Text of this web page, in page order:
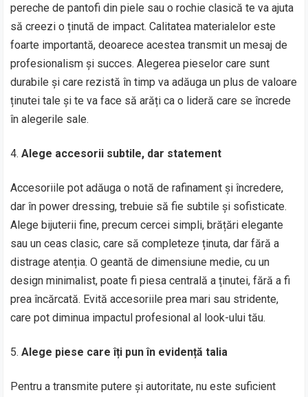
pereche de pantofi din piele sau o rochie clasică te va ajuta
să creezi o ținută de impact. Calitatea materialelor este
foarte importantă, deoarece acestea transmit un mesaj de
profesionalism și succes. Alegerea pieselor care sunt
durabile și care rezistă în timp va adăuga un plus de valoare
ținutei tale și te va face să arăți ca o lideră care se încrede
în alegerile sale.
Alege accesorii subtile, dar statement
Accesoriile pot adăuga o notă de rafinament și încredere,
dar în power dressing, trebuie să fie subtile și sofisticate.
Alege bijuterii fine, precum cercei simpli, brățări elegante
sau un ceas clasic, care să completeze ținuta, dar fără a
distrage atenția. O geantă de dimensiune medie, cu un
design minimalist, poate fi piesa centrală a ținutei, fără a fi
prea încărcată. Evită accesoriile prea mari sau stridente,
care pot diminua impactul profesional al look-ului tău.
Alege piese care îți pun în evidență talia
Pentru a transmite putere și autoritate, nu este suficient